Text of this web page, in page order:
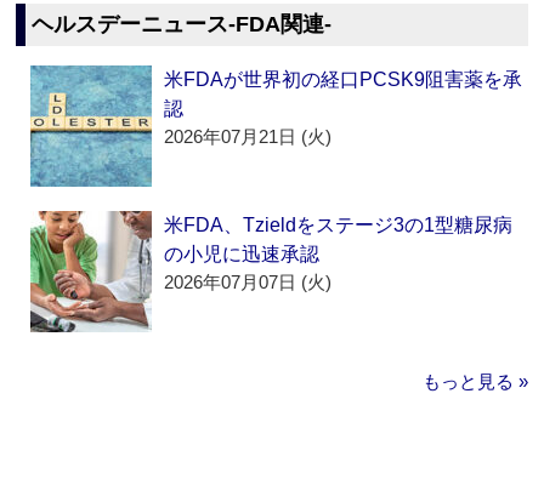
ヘルスデーニュース‐FDA関連‐
米FDAが世界初の経口PCSK9阻害薬を承
認
2026年07月21日 (火)
米FDA、Tzieldをステージ3の1型糖尿病
の小児に迅速承認
2026年07月07日 (火)
もっと見る »